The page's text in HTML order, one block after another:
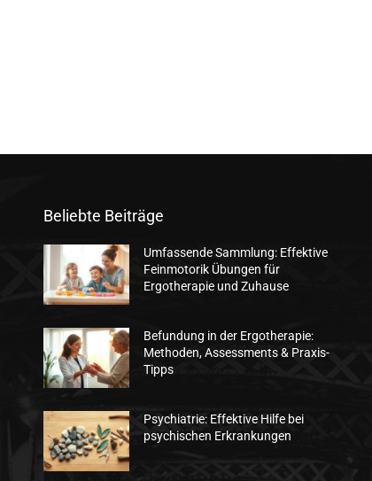
Beliebte Beiträge
Umfassende Sammlung: Effektive
Feinmotorik Übungen für
Ergotherapie und Zuhause
Befundung in der Ergotherapie:
Methoden, Assessments & Praxis-
Tipps
Psychiatrie: Effektive Hilfe bei
psychischen Erkrankungen